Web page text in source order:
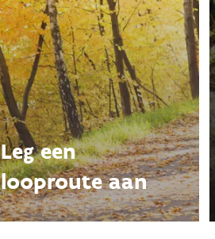
Leg een
looproute aan